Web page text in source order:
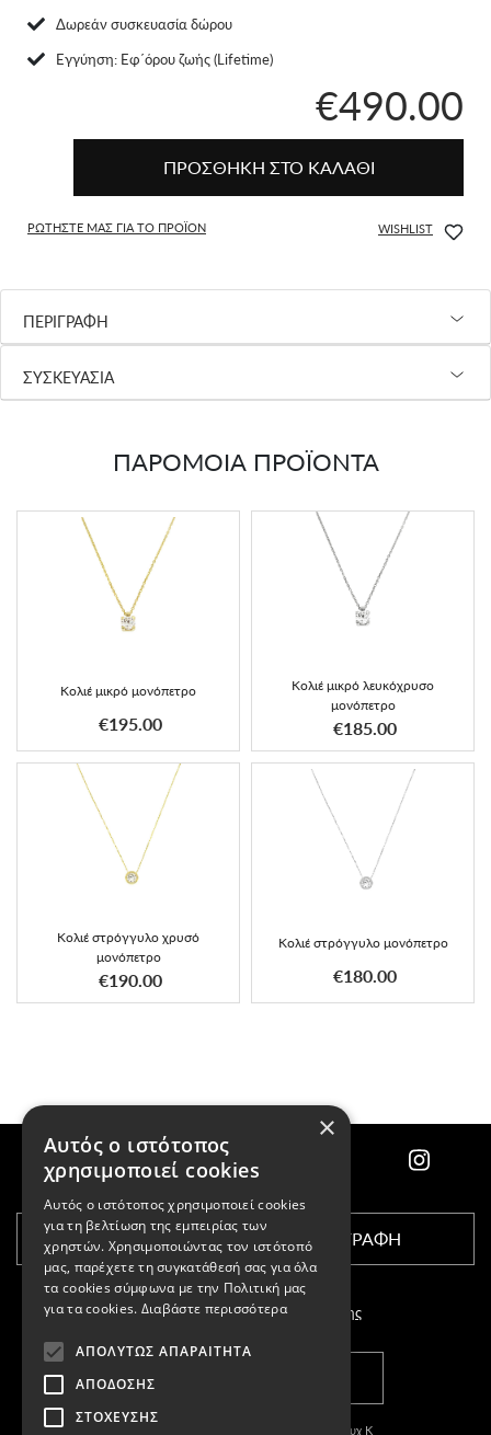
Δωρεάν συσκευασία δώρου
Eγγύηση: Εφ΄όρου ζωής (Lifetime)
€490.00
ΠΡΟΣΘΗΚΗ ΣΤΟ ΚΑΛΑΘΙ
ΡΩΤΗΣΤΕ ΜΑΣ ΓΙΑ ΤΟ ΠΡΟΪΟΝ WISHLIST
ΠΕΡΙΓΡΑΦΗ
ΣΥΣΚΕΥΑΣΙΑ
ΠΑΡΟΜΟΙΑ ΠΡΟΪΟΝΤΑ
Κολιέ μικρό μονόπετρο
€195.00
Κολιέ μικρό λευκόχρυσο
μονόπετρο
€185.00
Κολιέ στρόγγυλο χρυσό
μονόπετρο
€190.00
Κολιέ στρόγγυλο μονόπετρο
€180.00
ΕΓΓΡΑΦΗ
Αποδέχομαι τους όρους χρήσης
Copyright © 2011-2026 Κασπαριάν Σεμπουχ Κ
×
Αυτός ο ιστότοπος
χρησιμοποιεί cookies
Αυτός ο ιστότοπος χρησιμοποιεί cookies
για τη βελτίωση της εμπειρίας των
χρηστών. Χρησιμοποιώντας τον ιστότοπό
μας, παρέχετε τη συγκατάθεσή σας για όλα
τα cookies σύμφωνα με την Πολιτική μας
για τα cookies. Διαβάστε περισσότερα
ΑΠΟΛΎΤΩΣ ΑΠΑΡΑΊΤΗΤΑ
ΑΠΌΔΟΣΗΣ
ΣΤΌΧΕΥΣΗΣ